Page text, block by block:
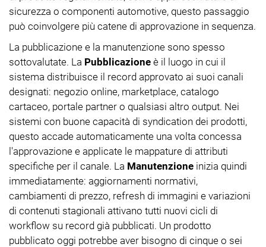
sicurezza o componenti automotive, questo passaggio
può coinvolgere più catene di approvazione in sequenza.
La pubblicazione e la manutenzione sono spesso
sottovalutate. La Pubblicazione è il luogo in cui il
sistema distribuisce il record approvato ai suoi canali
designati: negozio online, marketplace, catalogo
cartaceo, portale partner o qualsiasi altro output. Nei
sistemi con buone capacità di syndication dei prodotti,
questo accade automaticamente una volta concessa
l'approvazione e applicate le mappature di attributi
specifiche per il canale. La Manutenzione inizia quindi
immediatamente: aggiornamenti normativi,
cambiamenti di prezzo, refresh di immagini e variazioni
di contenuti stagionali attivano tutti nuovi cicli di
workflow su record già pubblicati. Un prodotto
pubblicato oggi potrebbe aver bisogno di cinque o sei